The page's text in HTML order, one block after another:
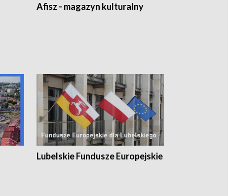
Afisz - magazyn kulturalny
Lubelskie Fundusze Europejskie